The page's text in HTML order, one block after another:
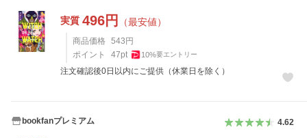
実質 496円 （最安値）
商品価格 543 円
ポイント
47pt 10%要エントリー
注文確認後0日以内にご提供（休業日を除く）
bookfanプレミアム 4.62